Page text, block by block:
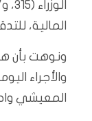
المالية،
ونوهت بأن
والأجراء
المعيشي